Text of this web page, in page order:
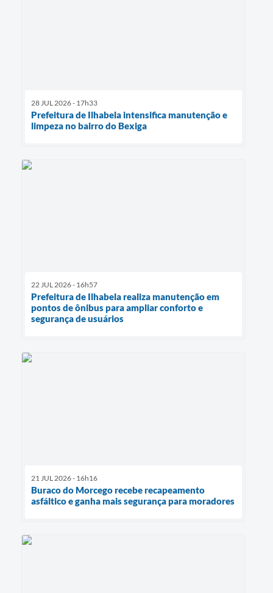
28 JUL 2026 - 17h33
Prefeitura de Ilhabela intensifica manutenção e
limpeza no bairro do Bexiga
22 JUL 2026 - 16h57
Prefeitura de Ilhabela realiza manutenção em
pontos de ônibus para ampliar conforto e
segurança de usuários
21 JUL 2026 - 16h16
Buraco do Morcego recebe recapeamento
asfáltico e ganha mais segurança para moradores